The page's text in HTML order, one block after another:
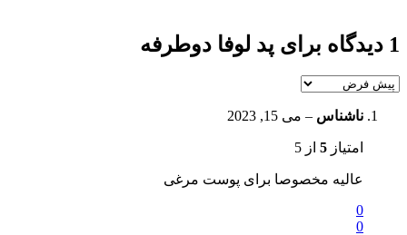
1 دیدگاه برای پد لوفا دوطرفه
ناشناس – می 15, 2023
امتیاز 5 از 5
عالیه مخصوصا برای پوست مرغی
0
0